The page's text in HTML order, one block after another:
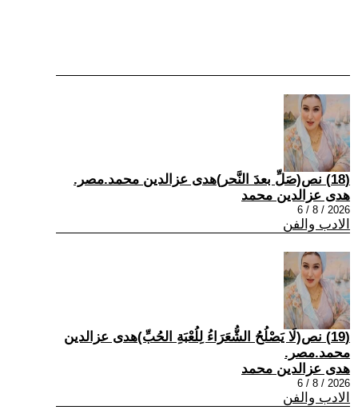
(18) نص(صَلِّ بعدَ النَّحر)هدى عزالدين محمد.مصر.
هدى عزالدين محمد
2026 / 8 / 6
الادب والفن
(19) نص(لَا يَصْلُحُ الشُّعَرَاءُ لِلُعْبَةِ الحُبِّ)هدى عزالدين
محمد.مصر.
هدى عزالدين محمد
2026 / 8 / 6
الادب والفن